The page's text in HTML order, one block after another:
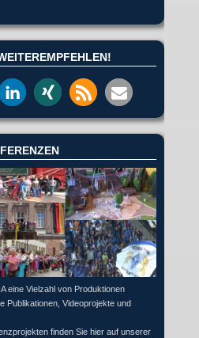
eine Vielzahl von Produktionen
Publikationen, Videoprojekte und
finden Sie hier auf unserer